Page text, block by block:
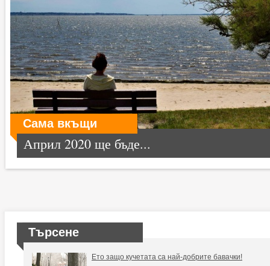
Сама вкъщи
Април 2020 ще бъде...
Търсене
Ето защо кучетата са най-добрите бавачки!